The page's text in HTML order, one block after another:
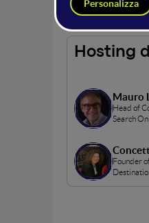
Hosting
Mauro
Head of
Search
Founder